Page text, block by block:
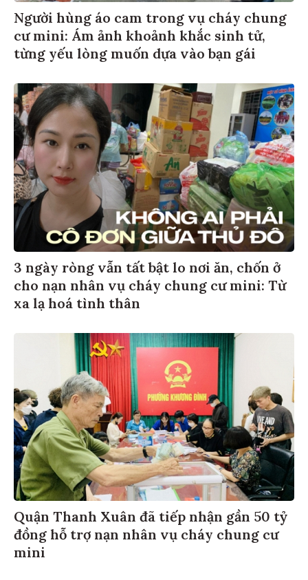
Người hùng áo cam trong vụ cháy chung
cư mini: Ám ảnh khoảnh khắc sinh tử,
từng yếu lòng muốn dựa vào bạn gái
3 ngày ròng vẫn tất bật lo nơi ăn, chốn ở
cho nạn nhân vụ cháy chung cư mini: Từ
xa lạ hoá tình thân
Quận Thanh Xuân đã tiếp nhận gần 50 tỷ
đồng hỗ trợ nạn nhân vụ cháy chung cư
mini